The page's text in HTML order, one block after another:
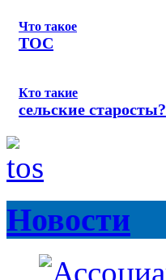
Что такое
ТОС
Кто такие
сельские старосты?
Новости